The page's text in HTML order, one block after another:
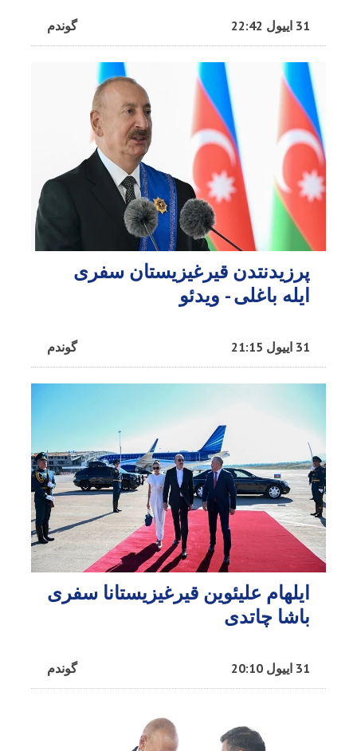
گوندم 31 اییول 22:42
پرزیدنتدن قیرغیزیستان سفری
ایله باغلی - ویدئو
گوندم 31 اییول 21:15
ایلهام علیئوین قیرغیزیستانا سفری
باشا چاتدی
گوندم 31 اییول 20:10